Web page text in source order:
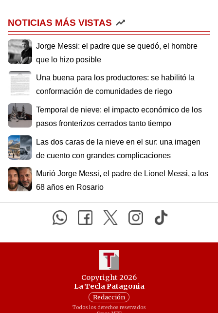
NOTICIAS MÁS VISTAS
Jorge Messi: el padre que se quedó, el hombre
que lo hizo posible
Una buena para los productores: se habilitó la
conformación de comunidades de riego
Temporal de nieve: el impacto económico de los
pasos fronterizos cerrados tanto tiempo
Las dos caras de la nieve en el sur: una imagen
de cuento con grandes complicaciones
Murió Jorge Messi, el padre de Lionel Messi, a los
68 años en Rosario
Copyright 2026
La Tecla Patagonia
Redacción
Todos los derechos reservados